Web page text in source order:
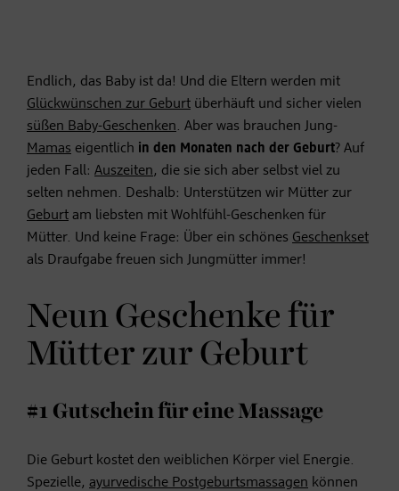
Endlich, das Baby ist da! Und die Eltern werden mit
Glückwünschen zur Geburt überhäuft und sicher vielen
süßen Baby-Geschenken. Aber was brauchen Jung-
Mamas eigentlich in den Monaten nach der Geburt? Auf
jeden Fall: Auszeiten, die sie sich aber selbst viel zu
selten nehmen. Deshalb: Unterstützen wir Mütter zur
Geburt am liebsten mit Wohlfühl-Geschenken für
Mütter. Und keine Frage: Über ein schönes Geschenkset
als Draufgabe freuen sich Jungmütter immer!
Neun Geschenke für
Mütter zur Geburt
#1 Gutschein für eine Massage
Die Geburt kostet den weiblichen Körper viel Energie.
Spezielle, ayurvedische Postgeburtsmassagen können